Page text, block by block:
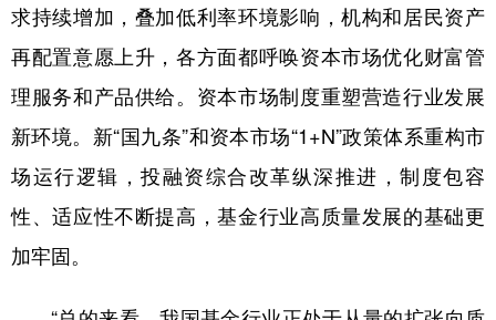
求持续增加，叠加低利率环境影响，机构和居民资产
再配置意愿上升，各方面都呼唤资本市场优化财富管
理服务和产品供给。资本市场制度重塑营造行业发展
新环境。新“国九条”和资本市场“1+N”政策体系重构市
场运行逻辑，投融资综合改革纵深推进，制度包容
性、适应性不断提高，基金行业高质量发展的基础更
加牢固。